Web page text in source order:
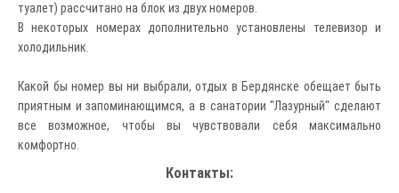
туалет) рассчитано на блок из двух номеров.
В некоторых номерах дополнительно установлены телевизор и
холодильник.
Какой бы номер вы ни выбрали, отдых в Бердянске обещает быть
приятным и запоминающимся, а в санатории "Лазурный" сделают
все возможное, чтобы вы чувствовали себя максимально
комфортно.
Контакты: